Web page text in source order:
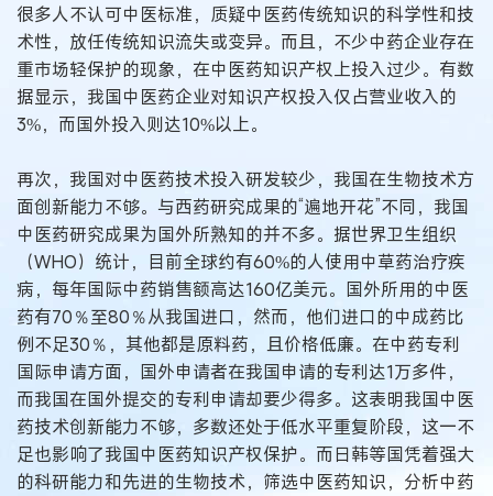
很多人不认可中医标准，质疑中医药传统知识的科学性和技
术性，放任传统知识流失或变异。而且，不少中药企业存在
重市场轻保护的现象，在中医药知识产权上投入过少。有数
据显示，我国中医药企业对知识产权投入仅占营业收入的
3%，而国外投入则达10%以上。
再次，我国对中医药技术投入研发较少，我国在生物技术方
面创新能力不够。与西药研究成果的“遍地开花”不同，我国
中医药研究成果为国外所熟知的并不多。据世界卫生组织
（WHO）统计，目前全球约有60%的人使用中草药治疗疾
病，每年国际中药销售额高达160亿美元。国外所用的中医
药有70％至80％从我国进口，然而，他们进口的中成药比
例不足30％，其他都是原料药，且价格低廉。在中药专利
国际申请方面，国外申请者在我国申请的专利达1万多件，
而我国在国外提交的专利申请却要少得多。这表明我国中医
药技术创新能力不够，多数还处于低水平重复阶段，这一不
足也影响了我国中医药知识产权保护。而日韩等国凭着强大
的科研能力和先进的生物技术，筛选中医药知识，分析中药